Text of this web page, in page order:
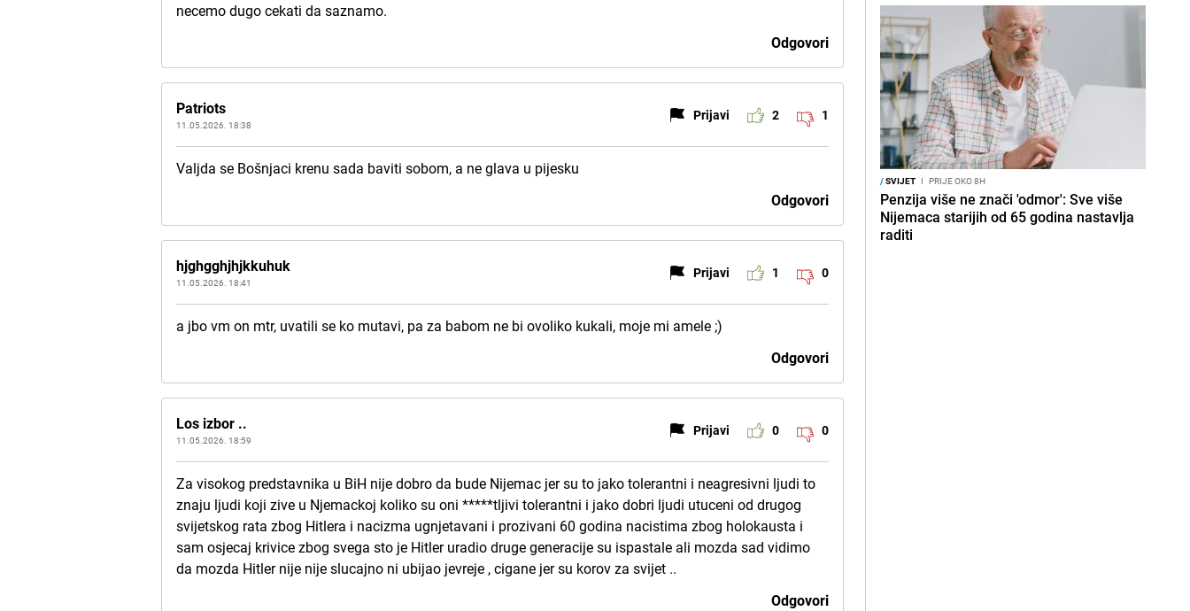
necemo dugo cekati da saznamo.
Odgovori
Patriots
11.05.2026. 18:38
Prijavi 2 1
Valjda se Bošnjaci krenu sada baviti sobom, a ne glava u pijesku
Odgovori
hjghgghjhjkkuhuk
11.05.2026. 18:41
Prijavi 1 0
a jbo vm on mtr, uvatili se ko mutavi, pa za babom ne bi ovoliko kukali, moje mi amele ;)
Odgovori
Los izbor ..
11.05.2026. 18:59
Prijavi 0 0
Za visokog predstavnika u BiH nije dobro da bude Nijemac jer su to jako tolerantni i neagresivni ljudi to
znaju ljudi koji zive u Njemackoj koliko su oni *****tljivi tolerantni i jako dobri ljudi utuceni od drugog
svijetskog rata zbog Hitlera i nacizma ugnjetavani i prozivani 60 godina nacistima zbog holokausta i
sam osjecaj krivice zbog svega sto je Hitler uradio druge generacije su ispastale ali mozda sad vidimo
da mozda Hitler nije nije slucajno ni ubijao jevreje , cigane jer su korov za svijet ..
Odgovori
/SVIJET I PRIJE OKO 8H
Penzija više ne znači 'odmor': Sve više
Nijemaca starijih od 65 godina nastavlja
raditi